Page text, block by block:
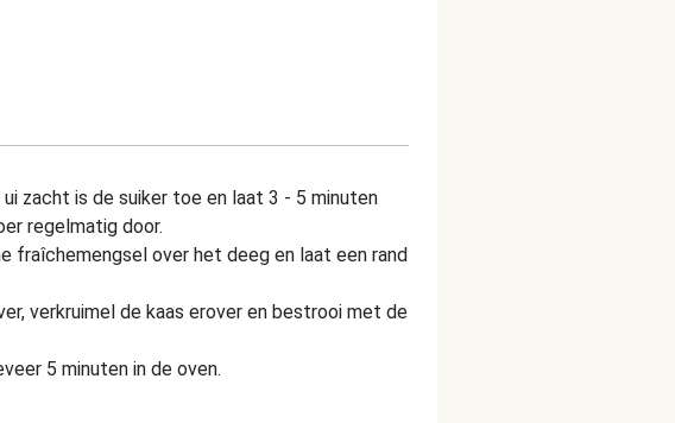
zacht is de suiker toe en laat 3 - 5 minuten
regelmatig door.
fraîchemengsel over het deeg en laat een rand
verkruimel de kaas erover en bestrooi met de
5 minuten in de oven.